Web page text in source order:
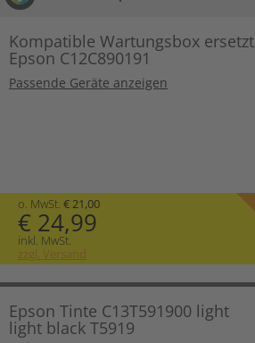
Kompatible Wartungsbox ersetzt
Epson C12C890191
Passende Geräte anzeigen
o. MwSt. € 21,00
€ 24,99
inkl. MwSt.
zzgl. Versand
Epson Tinte C13T591900 light
light black T5919